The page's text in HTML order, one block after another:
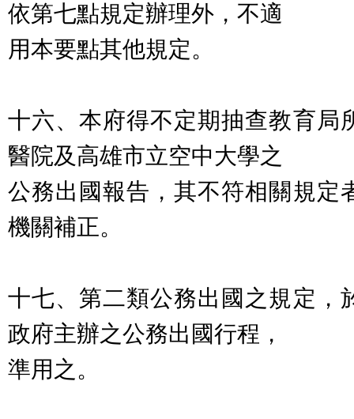
依第七點規定辦理外，不適
用本要點其他規定。
十六、本府得不定期抽查教育局
醫院及高雄市立空中大學之
公務出國報告，其不符相關規定
機關補正。
十七、第二類公務出國之規定，
政府主辦之公務出國行程，
準用之。